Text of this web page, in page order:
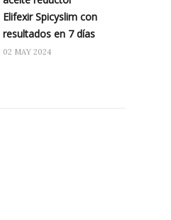
Elifexir Spicyslim con
resultados en 7 días
02 MAY 2024